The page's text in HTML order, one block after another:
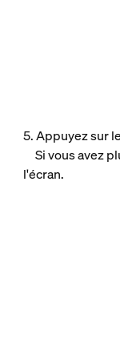
5. Appuyez sur
Si vous avez
l'écran.